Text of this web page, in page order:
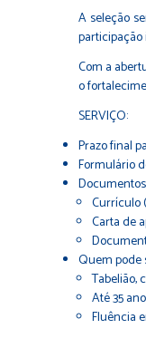
A seleção
Com a
o
SERVIÇO:
Prazo final
Formulário
Currículo
Carta de
Quem pode
Tabelião,
Até 35
Fluência